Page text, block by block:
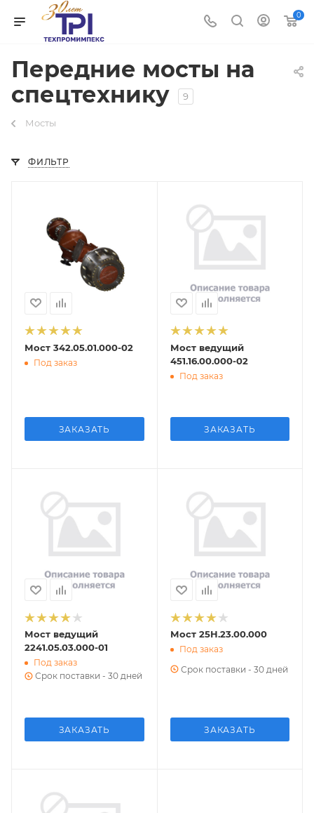
0
Передние мосты на
спецтехнику
9
Мосты
ФИЛЬТР
Мост 342.05.01.000-02
Под заказ
ЗАКАЗАТЬ
Мост ведущий
451.16.00.000-02
Под заказ
ЗАКАЗАТЬ
Мост ведущий
2241.05.03.000-01
Под заказ
Срок поставки - 30 дней
ЗАКАЗАТЬ
Мост 25Н.23.00.000
Под заказ
Срок поставки - 30 дней
ЗАКАЗАТЬ